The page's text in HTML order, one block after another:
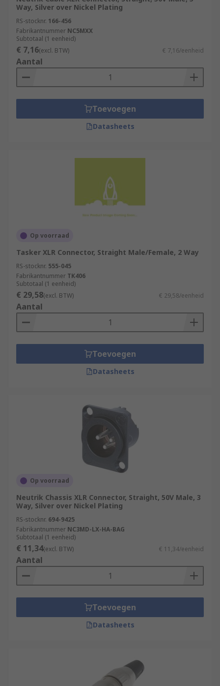
Way, Silver over Nickel Plating
RS-stocknr. 166-456
Fabrikantnummer NC5MXX
Subtotaal (1 eenheid)
€ 7,16(excl. BTW) € 7,16/eenheid
Aantal
Toevoegen
Datasheets
Op voorraad
Tasker XLR Connector, Straight Male/Female, 2 Way
RS-stocknr. 555-045
Fabrikantnummer TK406
Subtotaal (1 eenheid)
€ 29,58(excl. BTW) € 29,58/eenheid
Aantal
Toevoegen
Datasheets
Op voorraad
Neutrik Chassis XLR Connector, Straight, 50V Male, 3
Way, Silver over Nickel Plating
RS-stocknr. 694-9425
Fabrikantnummer NC3MD-LX-HA-BAG
Subtotaal (1 eenheid)
€ 11,34(excl. BTW) € 11,34/eenheid
Aantal
Toevoegen
Datasheets